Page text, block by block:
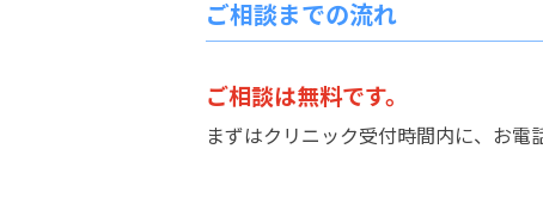
ご相談までの流れ
ご相談は無料です。
まずはクリニック受付時間内に、お電